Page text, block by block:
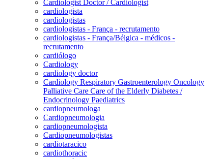
Cardiologist Doctor / Cardiologist
cardiologista
cardiologistas
cardiologistas - França - recrutamento
cardiologistas - França/Bélgica - médicos -
recrutamento
cardiólogo
Cardiology
cardiology doctor
Cardiology Respiratory Gastroenterology Oncology
Palliative Care Care of the Elderly Diabetes /
Endocrinology Paediatrics
cardiopneumologa
Cardiopneumologia
cardiopneumologista
Cardiopneumologistas
cardiotaracico
cardiothoracic